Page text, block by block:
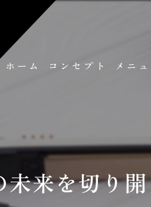
ホーム コンセプト メニ
未来を切り